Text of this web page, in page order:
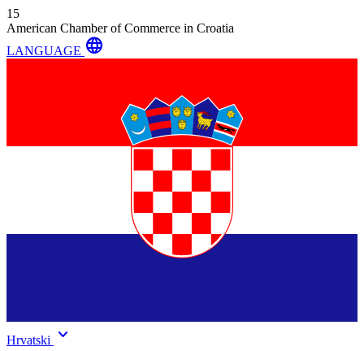
15
American Chamber of Commerce in Croatia
LANGUAGE language
Hrvatski keyboard_arrow_down